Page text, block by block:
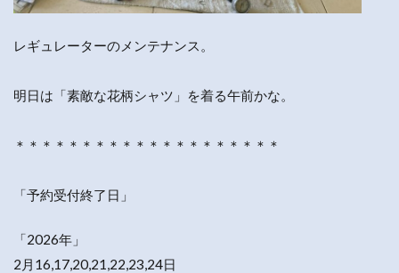
レギュレーターのメンテナンス。
明日は「素敵な花柄シャツ」を着る午前かな。
＊＊＊＊＊＊＊＊＊＊＊＊＊＊＊＊＊＊＊＊
「予約受付終了日」
「2026年」
2月16,17,20,21,22,23,24日